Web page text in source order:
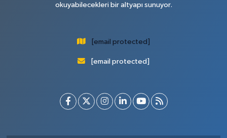
okuyabilecekleri bir altyapı sunuyor.
[email protected]
[email protected]